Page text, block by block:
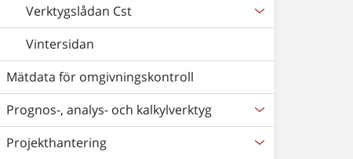
Verktygslådan Cst
Vintersidan
Mätdata för omgivningskontroll
Prognos-, analys- och kalkylverktyg
Projekthantering